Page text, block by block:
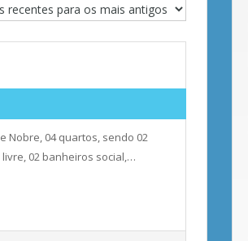
Nobre, 04 quartos, sendo 02
02 banheiros social,…